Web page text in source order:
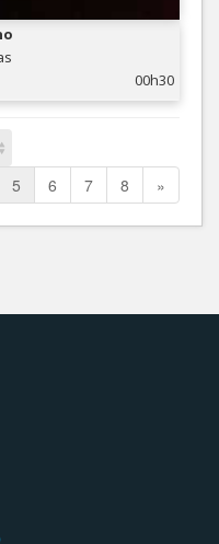
00h30
5 6 7 8 »